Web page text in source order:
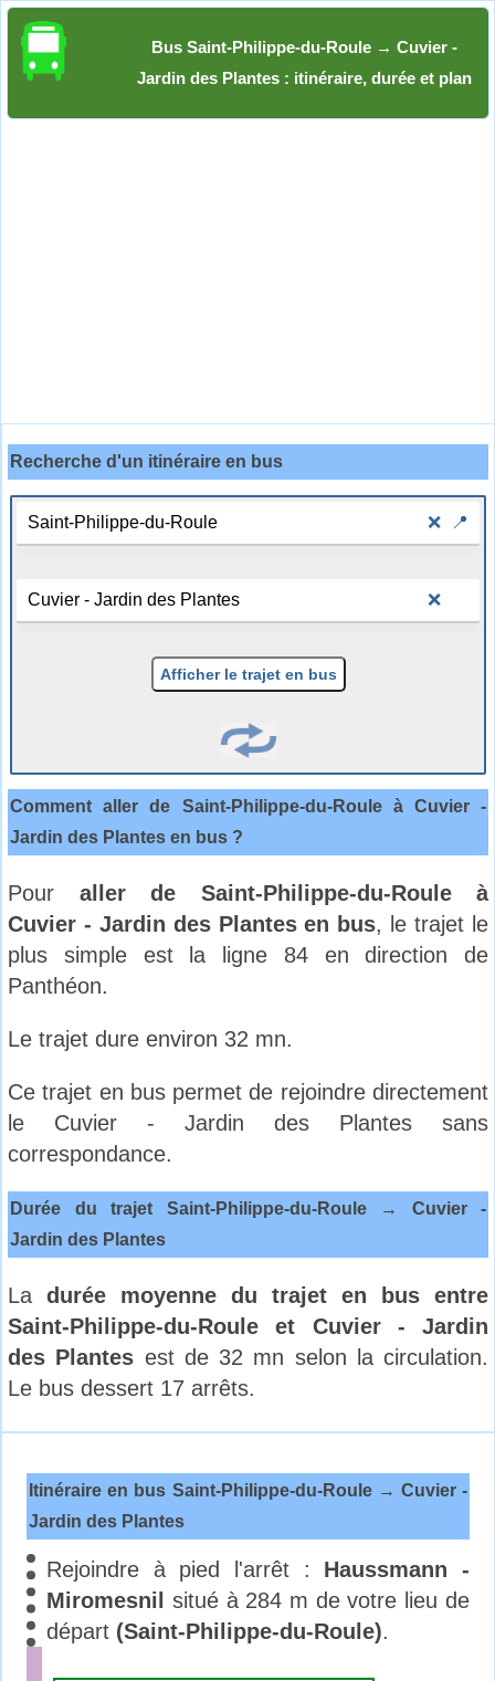
Bus Saint-Philippe-du-Roule → Cuvier -
Jardin des Plantes : itinéraire, durée et plan
Recherche d'un itinéraire en bus
❌ 📍
❌
Afficher le trajet en bus
Comment aller de Saint-Philippe-du-Roule à Cuvier -
Jardin des Plantes en bus ?
Pour aller de Saint-Philippe-du-Roule à
Cuvier - Jardin des Plantes en bus, le trajet le
plus simple est la ligne 84 en direction de
Panthéon.
Le trajet dure environ 32 mn.
Ce trajet en bus permet de rejoindre directement
le Cuvier - Jardin des Plantes sans
correspondance.
Durée du trajet Saint-Philippe-du-Roule → Cuvier -
Jardin des Plantes
La durée moyenne du trajet en bus entre
Saint-Philippe-du-Roule et Cuvier - Jardin
des Plantes est de 32 mn selon la circulation.
Le bus dessert 17 arrêts.
Itinéraire en bus Saint-Philippe-du-Roule → Cuvier -
Jardin des Plantes
Rejoindre à pied l'arrêt : Haussmann -
Miromesnil
situé à 284 m de votre lieu de
départ (Saint-Philippe-du-Roule).